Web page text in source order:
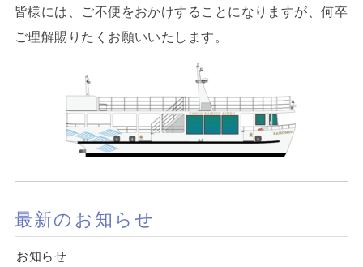
皆様には、ご不便をおかけすることになりますが、何卒
ご理解賜りたくお願いいたします。
最新のお知らせ
お知らせ